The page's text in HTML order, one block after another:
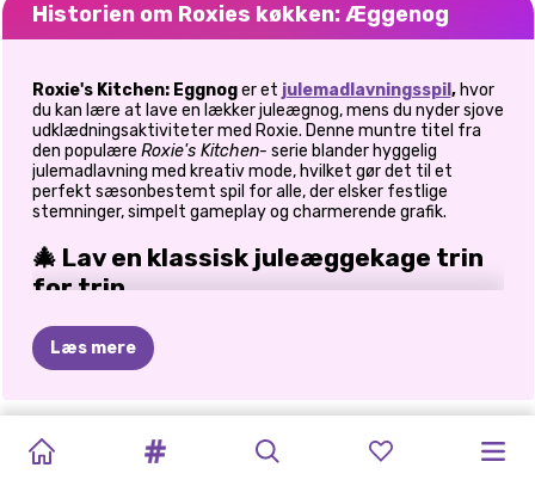
Historien om Roxies køkken: Æggenog
Roxie's Kitchen: Eggnoger et julemadlavningsspil ,hvor
du kan lære at lave en lækker juleægnog, mens du nyder sjove
udklædningsaktiviteter med Roxie. Denne muntre titel fra
den populære Roxie's Kitchen- serie blander hyggelig
julemadlavning med kreativ mode, hvilket gør det til et
perfekt sæsonbestemt spil for alle, der elsker festlige
stemninger, simpelt gameplay og charmerende grafik.
🎄 Lav en klassisk juleæggekage trin
for trin
IRoxie's Kitchen: Eggnog
med juletema, hvor Roxie guider dig gennem hvert trin i at
lave en traditionel juleæggekage. Fra at blande ingredienser
nemme, interaktive og stressfri. Da jeg spillede spillet, føltes
det virkelig som at følge en venlig juleopskrift med en virtuel
madlavningskammerat. Hvert trin er tydeligt forklaret,
Læs mere
HAZEL
CONNECT
CAPYBARA
JULESAMMENSMELTNING2026
HAZEL
ELLIE
CHRISTMAS
FASHION
KARDASHIANS
HOLDER
FROZEN